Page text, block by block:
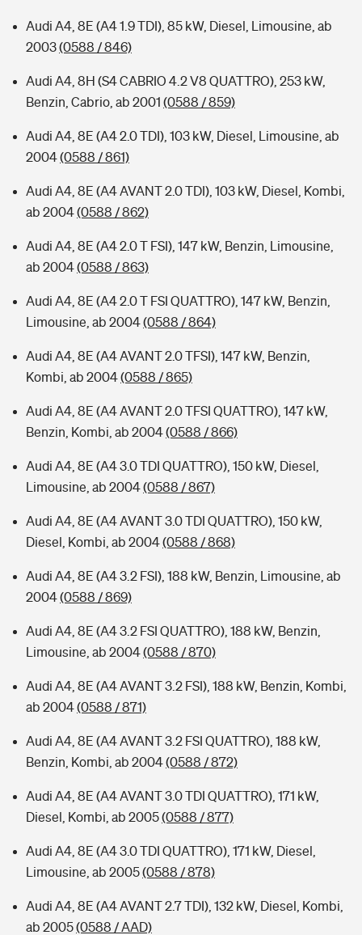
Audi A4, 8E (A4 1.9 TDI), 85 kW, Diesel, Limousine, ab
2003(0588 / 846)
Audi A4, 8H (S4 CABRIO 4.2 V8 QUATTRO), 253 kW,
Benzin, Cabrio, ab 2001 (0588 / 859)
Audi A4, 8E (A4 2.0 TDI), 103 kW, Diesel, Limousine, ab
2004(0588 / 861)
Audi A4, 8E (A4 AVANT 2.0 TDI), 103 kW, Diesel, Kombi,
ab 2004(0588 / 862)
Audi A4, 8E (A4 2.0 T FSI), 147 kW, Benzin, Limousine,
ab 2004(0588 / 863)
Audi A4, 8E (A4 2.0 T FSI QUATTRO), 147 kW, Benzin,
Limousine, ab 2004(0588 / 864)
Audi A4, 8E (A4 AVANT 2.0 TFSI), 147 kW, Benzin,
Kombi, ab 2004(0588 / 865)
Audi A4, 8E (A4 AVANT 2.0 TFSI QUATTRO), 147 kW,
Benzin, Kombi, ab 2004(0588 / 866)
Audi A4, 8E (A4 3.0 TDI QUATTRO), 150 kW, Diesel,
Limousine, ab 2004(0588 / 867)
Audi A4, 8E (A4 AVANT 3.0 TDI QUATTRO), 150 kW,
Diesel, Kombi, ab 2004(0588 / 868)
Audi A4, 8E (A4 3.2 FSI), 188 kW, Benzin, Limousine, ab
2004(0588 / 869)
Audi A4, 8E (A4 3.2 FSI QUATTRO), 188 kW, Benzin,
Limousine, ab 2004(0588 / 870)
Audi A4, 8E (A4 AVANT 3.2 FSI), 188 kW, Benzin, Kombi,
ab 2004(0588 / 871)
Audi A4, 8E (A4 AVANT 3.2 FSI QUATTRO), 188 kW,
Benzin, Kombi, ab 2004(0588 / 872)
Audi A4, 8E (A4 AVANT 3.0 TDI QUATTRO), 171 kW,
Diesel, Kombi, ab 2005(0588 / 877)
Audi A4, 8E (A4 3.0 TDI QUATTRO), 171 kW, Diesel,
Limousine, ab 2005(0588 / 878)
Audi A4, 8E (A4 AVANT 2.7 TDI), 132 kW, Diesel, Kombi,
ab 2005(0588 / AAD)